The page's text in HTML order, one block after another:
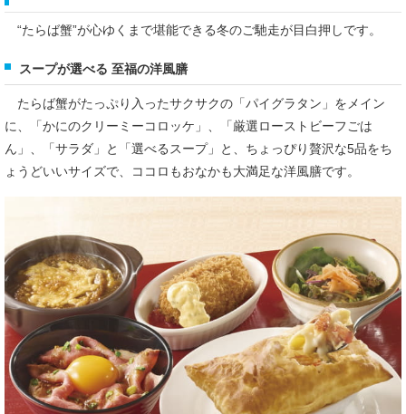
“たらば蟹”が心ゆくまで堪能できる冬のご馳走が目白押しです。
スープが選べる 至福の洋風膳
たらば蟹がたっぷり入ったサクサクの「パイグラタン」をメイン
に、「かにのクリーミーコロッケ」、「厳選ローストビーフごは
ん」、「サラダ」と「選べるスープ」と、ちょっぴり贅沢な5品をち
ょうどいいサイズで、ココロもおなかも大満足な洋風膳です。